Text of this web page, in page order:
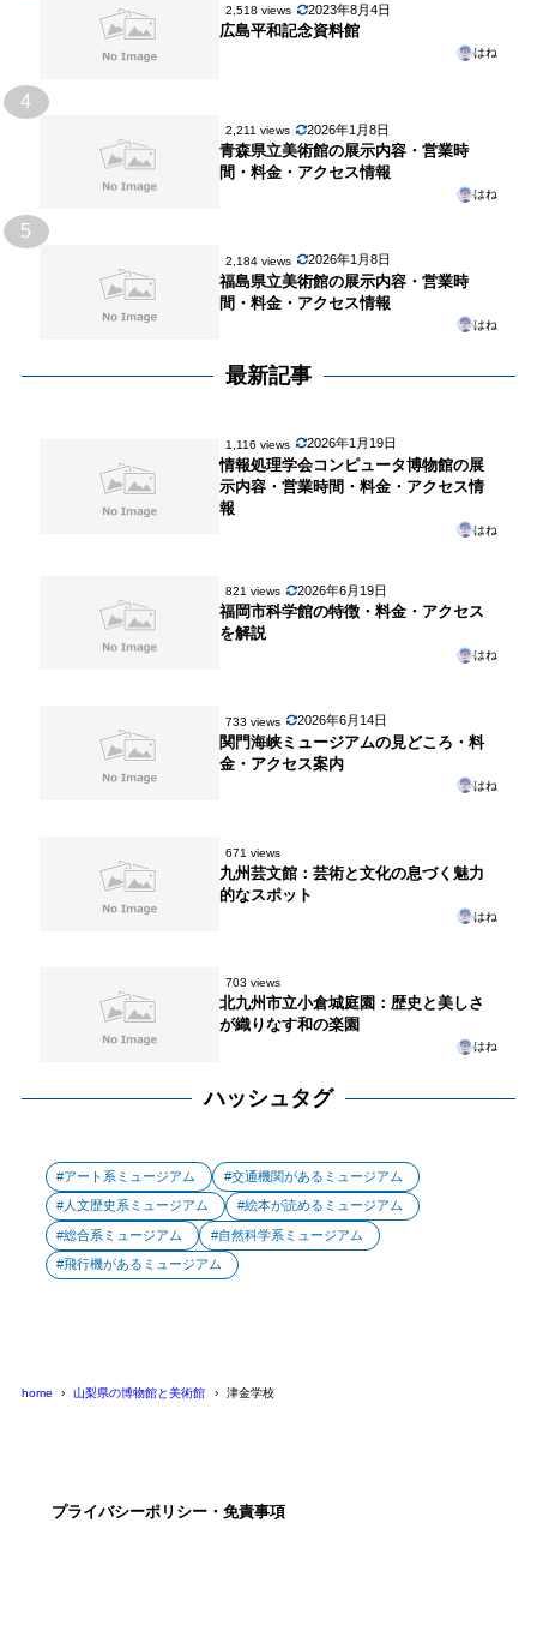
2,518 views 2023年8月4日
広島平和記念資料館
はね
4
2,211 views 2026年1月8日
青森県立美術館の展示内容・営業時
間・料金・アクセス情報
はね
5
2,184 views 2026年1月8日
福島県立美術館の展示内容・営業時
間・料金・アクセス情報
はね
最新記事
1,116 views 2026年1月19日
情報処理学会コンピュータ博物館の展
示内容・営業時間・料金・アクセス情
報
はね
821 views 2026年6月19日
福岡市科学館の特徴・料金・アクセス
を解説
はね
733 views 2026年6月14日
関門海峡ミュージアムの見どころ・料
金・アクセス案内
はね
671 views
九州芸文館：芸術と文化の息づく魅力
的なスポット
はね
703 views
北九州市立小倉城庭園：歴史と美しさ
が織りなす和の楽園
はね
ハッシュタグ
アート系ミュージアム 交通機関があるミュージアム
人文歴史系ミュージアム 絵本が読めるミュージアム
総合系ミュージアム 自然科学系ミュージアム
飛行機があるミュージアム
home 山梨県の博物館と美術館 津金学校
プライバシーポリシー・免責事項